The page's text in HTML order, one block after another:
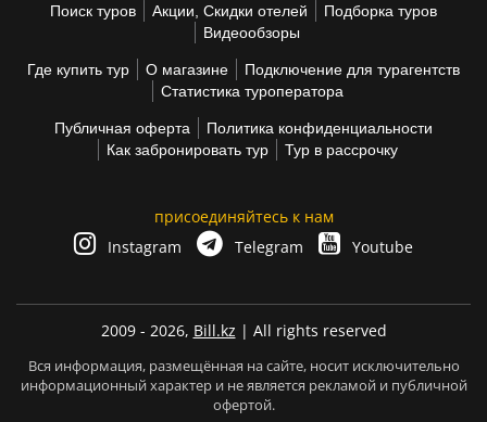
Поиск туров Акции, Скидки отелей
Подборка туров
Видеообзоры
Где купить тур О магазине
Подключение для турагентств
Статистика туроператора
Публичная оферта
Политика конфиденциальности
Как забронировать тур
Тур в рассрочку
присоединяйтесь к нам
Instagram
Telegram Youtube
2009 - 2026, Bill.kz | All rights reserved
Вся информация, размещённая на сайте, носит исключительно
информационный характер и не является рекламой и публичной
офертой.